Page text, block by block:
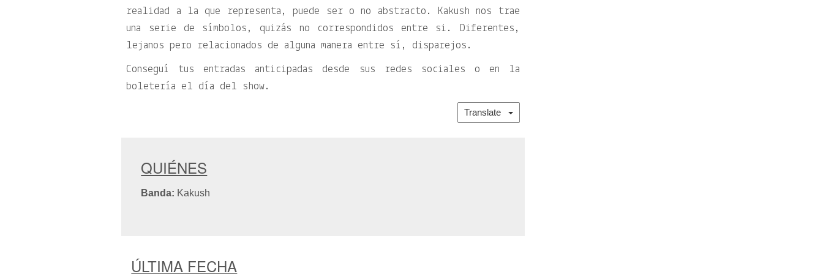
realidad a la que representa, puede ser o no abstracto. Kakush nos trae
una serie de símbolos, quizás no correspondidos entre si. Diferentes,
lejanos pero relacionados de alguna manera entre sí, disparejos.
Conseguí tus entradas anticipadas desde sus redes sociales o en la
boletería el día del show.
Translate
QUIÉNES
Banda: Kakush
ÚLTIMA FECHA